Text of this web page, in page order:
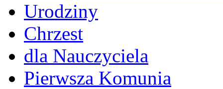
Urodziny
Chrzest
dla Nauczyciela
Pierwsza Komunia